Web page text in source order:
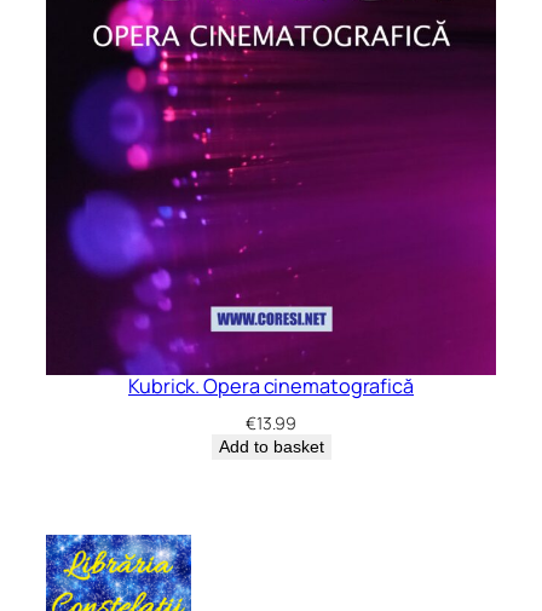
Kubrick. Opera cinematografică
€13.99
Add to basket